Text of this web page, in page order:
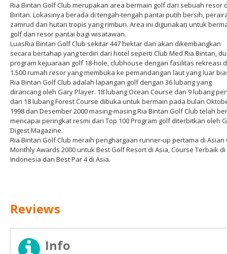
Ria Bintan Golf Club merupakan area bermain golf dari sebuah resor
Bintan. Lokasinya berada di tengah-tengah pantai putih bersih,
zamrud dan hutan tropis yang rimbun. Area ini digunakan untuk
golf dan resor pantai bagi wisatawan.
LuasRia Bintan Golf Club sekitar 447 hektar dan akan dikembangkan
secara bertahap yang terdiri dari hotel seperti Club Med Ria Bintan,
program kejuaraan golf 18-hole, clubhouse dengan fasilitas rekreasi
1.500 rumah resor yang membuka ke pemandangan laut yang luar
Ria Bintan Golf Club adalah lapangan golf dengan 36 lubang yang
dirancang oleh Gary Player. 18 lubang Ocean Course dan 9 lubang
dari 18 lubang Forest Course dibuka untuk bermain pada bulan
1998 dan Desember 2000 masing-masing.Ria Bintan Golf Club telah
mencapai peringkat resmi dari Top 100 Program golf diterbitkan oleh
Digest Magazine.
Ria Bintan Golf Club meraih penghargaan runner-up pertama di Asian
Monthly Awards 2000 untuk Best Golf Resort di Asia, Course Terbaik di
Indonesia dan Best Par 4 di Asia.
Reviews
Info